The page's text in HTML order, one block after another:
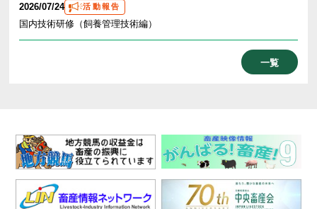
2026/07/24 活動報告
国内技術研修（飼養管理技術編）
一覧